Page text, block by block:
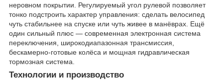
неровном покрытии. Регулируемый угол рулевой позволяет
тонко подстроить характер управления: сделать велосипед
чуть стабильнее на спуске или чуть живее в манёврах. Ещё
один сильный плюс — современная электронная система
переключения, широкодиапазонная трансмиссия,
бескамерно-готовые колёса и мощная гидравлическая
тормозная система.
Технологии и производство